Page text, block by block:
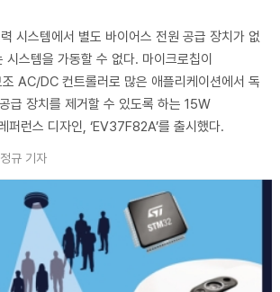
시스템에서 별도 바이어스 전원 공급 장치가 없
스템을 가동할 수 없다. 마이크로칩이
AC/DC 컨트롤러로 많은 애플리케이션에서 독
급 장치를 제거할 수 있도록 하는 15W
퍼런스 디자인, ‘EV37F82A’를 출시했다.
규 기자